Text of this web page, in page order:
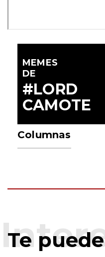
MEMES
DE
#LORD
CAMOTE
Columnas
Te puede